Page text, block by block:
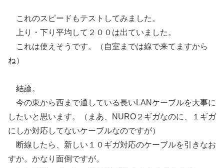
これのスピードもテストしてみました。
上り・下り平均して２００は出ていました。
これは使えそうです。（自室までは線で来てますから
ね）
結論。
今の東から西まで通している長いLANケーブルを大事に
したいと思います。（まあ、NURO２ギガなのに、１ギガ
にしか対応してないケーブルなのですが）
断線したら、新しい１０ギガ対応のケーブルを引きなお
すか。かなり面倒ですが。